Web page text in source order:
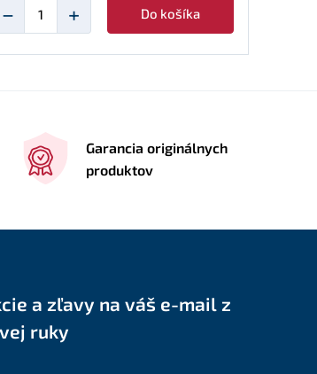
− + Do košíka
Garancia originálnych
produktov
a zľavy na váš e-mail z
ruky